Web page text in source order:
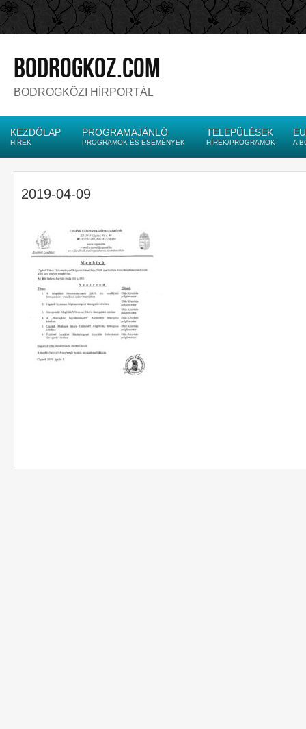
bodrogkoz.com
BODROGKÖZI HÍRPORTÁL
KEZDŐLAP
HÍREK
PROGRAMAJÁNLÓ
PROGRAMOK ÉS ESEMÉNYEK
TELEPÜLÉSEK
HÍREK/PROGRAMOK A
2019-04-09